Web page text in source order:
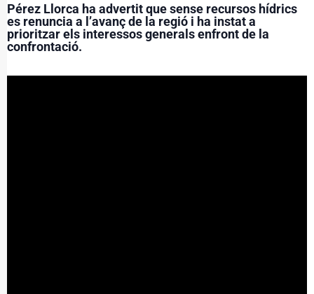
Pérez Llorca ha advertit que sense recursos hídrics
es renuncia a l’avanç de la regió i ha instat a
prioritzar els interessos generals enfront de la
confrontació.